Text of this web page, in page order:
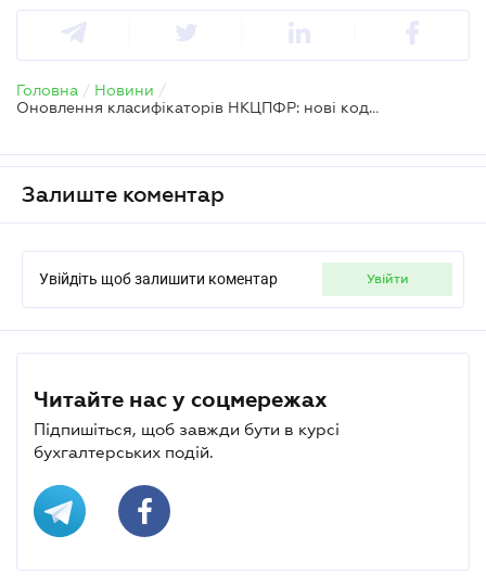
Головна / Новини /
Оновлення класифікаторів НКЦПФР: нові коди для договорів та правочинів керівників
Залиште коментар
Увійдіть щоб залишити коментар увійти
Читайте нас у соцмережах
Підпишіться, щоб завжди бути в курсі
бухгалтерських подій.